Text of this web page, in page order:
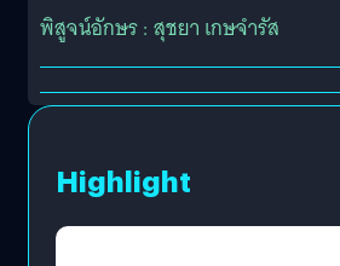
พิสูจน์อักษร : สุชยา เกษจำรัส
Highlight